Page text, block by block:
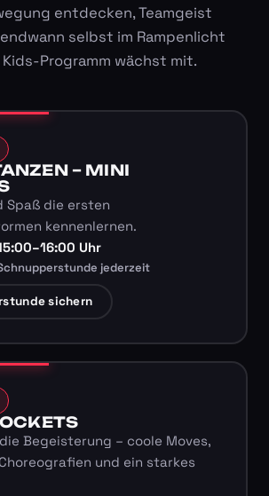
entdecken, Teamgeist
selbst im Rampenlicht
Programm wächst mit.
– MINI
Spaß die ersten
kennenlernen.
Uhr
jederzeit
sichern
Begeisterung – coole Moves,
und ein starkes